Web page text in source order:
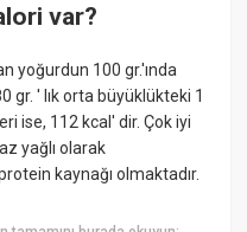
var?
yoğurdun 100 gr.'ında
gr. ' lık orta büyüklükteki 1
ise, 112 kcal' dir. Çok iyi
yağlı olarak
kaynağı olmaktadır.